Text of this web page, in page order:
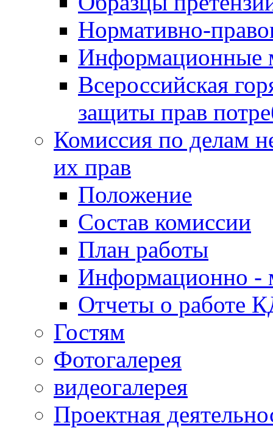
Нормативно-
Информационные
Всероссийская
защиты прав
Комиссия по делам
их прав
Положение
Состав комиссии
План работы
Информационно -
Отчеты о работе
Гостям
Фотогалерея
видеогалерея
Проектная